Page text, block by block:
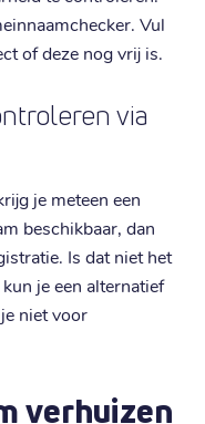
Vul
of deze nog vrij is.
via
je meteen een
beschikbaar, dan
Is dat niet het
je een alternatief
niet voor
verhuizen